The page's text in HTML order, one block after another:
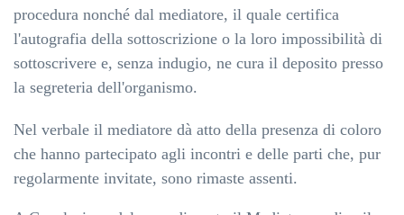
procedura nonché dal mediatore, il quale certifica
l'autografia della sottoscrizione o la loro impossibilità di
sottoscrivere e, senza indugio, ne cura il deposito presso
la segreteria dell'organismo.
Nel verbale il mediatore dà atto della presenza di coloro
che hanno partecipato agli incontri e delle parti che, pur
regolarmente invitate, sono rimaste assenti.